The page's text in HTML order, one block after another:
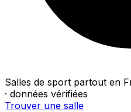
Salles de sport partout en
· données vérifiées
Trouver une salle